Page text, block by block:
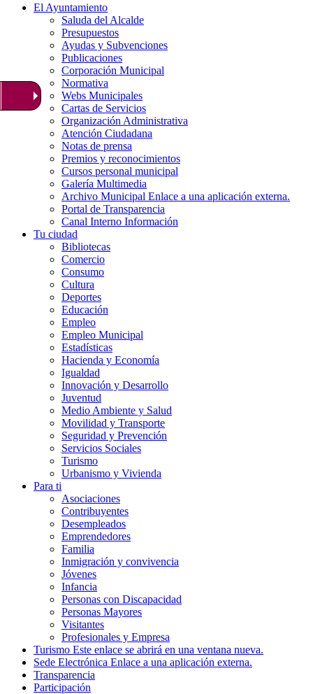
El Ayuntamiento
Saluda del Alcalde
Presupuestos
Ayudas y Subvenciones
Publicaciones
Corporación Municipal
Normativa
Webs Municipales
Cartas de Servicios
Organización Administrativa
Atención Ciudadana
Notas de prensa
Premios y reconocimientos
Cursos personal municipal
Galería Multimedia
Archivo Municipal Enlace a una aplicación externa.
Portal de Transparencia
Canal Interno Información
Tu ciudad
Bibliotecas
Comercio
Consumo
Cultura
Deportes
Educación
Empleo
Empleo Municipal
Estadísticas
Hacienda y Economía
Igualdad
Innovación y Desarrollo
Juventud
Medio Ambiente y Salud
Movilidad y Transporte
Seguridad y Prevención
Servicios Sociales
Turismo
Urbanismo y Vivienda
Para ti
Asociaciones
Contribuyentes
Desempleados
Emprendedores
Familia
Inmigración y convivencia
Jóvenes
Infancia
Personas con Discapacidad
Personas Mayores
Visitantes
Profesionales y Empresa
Turismo Este enlace se abrirá en una ventana nueva.
Sede Electrónica Enlace a una aplicación externa.
Transparencia
Participación